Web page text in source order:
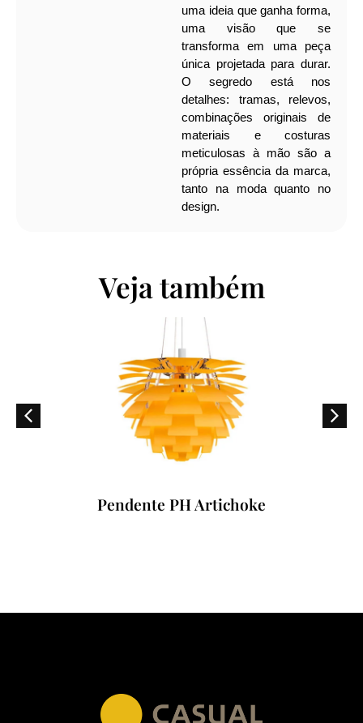
uma ideia que ganha forma,
uma visão que se
transforma em uma peça
única projetada para durar.
O segredo está nos
detalhes: tramas, relevos,
combinações originais de
materiais e costuras
meticulosas à mão são a
própria essência da marca,
tanto na moda quanto no
design.
Veja também
Pendente PH Artichoke